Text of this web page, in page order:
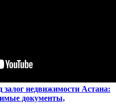
залог недвижимости Астана:
документы,